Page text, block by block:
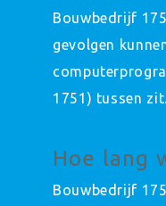
Bouwbedrijf
gevolgen
1751) tussen zit.
Hoe lang
Bouwbedrijf